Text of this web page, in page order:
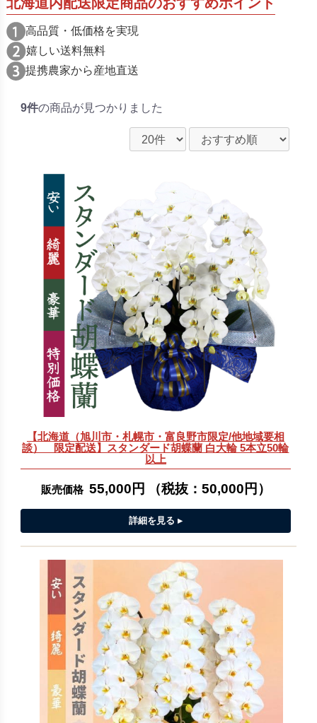
高品質・低価格を実現
嬉しい送料無料
提携農家から産地直送
9件の商品が見つかりました
【北海道（旭川市・札幌市・富良野市限定/他地域要相
談） 限定配送】スタンダード胡蝶蘭 白大輪 5本立50輪
以上
販売価格 55,000円 （税抜： 50,000円 ）